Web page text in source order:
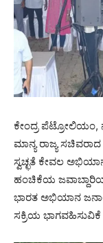
ಕೇಂದ್ರ
ಮಾನ್ಯ ರಾಜ್ಯ
ಸ್ವಚ್ಛತೆ ಕೇವಲ
ಹಂಚಿಕೆಯ
ಭಾರತ ಅಭಿಯಾನ
ಸಕ್ರಿಯ ಭಾಗವಹಿಸುವಿಕೆ